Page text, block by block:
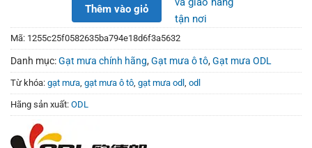
Thêm vào giỏ
tận nơi
Mã: 1255c25f0582635ba794e18d6f3a5632
Danh mục:Gạt mưa chính hãng,Gạt mưa ô tô,Gạt mưa ODL
Từ khóa: gạt mưa gạt mưa ô tô gạt mưa odl odl
Hãng sản xuất: ODL